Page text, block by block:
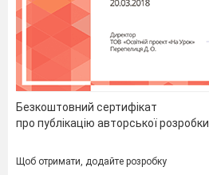
Безкоштовний сертифікат
про публікацію авторської розробки
Щоб отримати, додайте розробку